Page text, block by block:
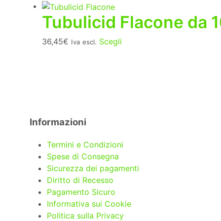
Tubulicid Flacone da
36,45€ Iva escl. Scegli
scelte
pagina
Informazioni
Termini e Condizioni
Spese di Consegna
Sicurezza dei pagamenti
Diritto di Recesso
Pagamento Sicuro
Informativa sui Cookie
Politica sulla Privacy